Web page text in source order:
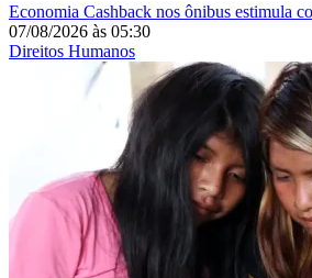
Economia Cashback nos ônibus estimula
07/08/2026 às 05:30
Direitos Humanos